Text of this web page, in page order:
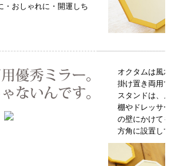
・おしゃれに・開運しち
オクタムは風水
掛け置き両用で
スタンドは、メ
棚やドレッサー
の壁にかけても
方角に設置して